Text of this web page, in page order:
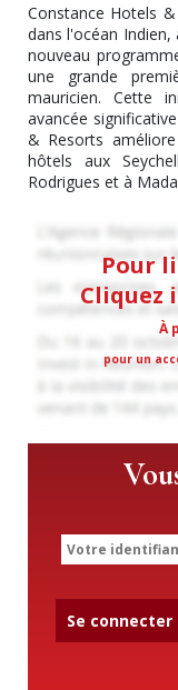
Constance Hotels
dans l'océan
nouveau
une grande
mauricien. Cette
avancée
& Resorts
hôtels aux
Rodrigues et à
Pour
Cliquez
À
pour un
Se connecter